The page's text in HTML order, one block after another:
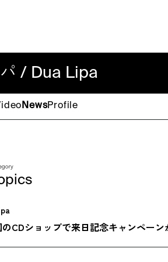
/ Dua Lipa
NewsProfile
CDショップで来日記念キャンペーン